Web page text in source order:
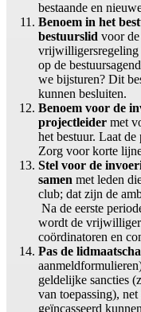
bestaande en
Benoem in het
bestuurslid voor
vrijwilligersregeling
op de
we bijsturen? Dit
kunnen besluiten.
Benoem voor de
projectleider met
het bestuur. Laat
Zorg voor korte
Stel voor de
samen met leden
club; dat zijn de
Na de eerste
wordt de
coördinatoren en
Pas de
geldelijke sancties
van toepassing),
geïncasseerd